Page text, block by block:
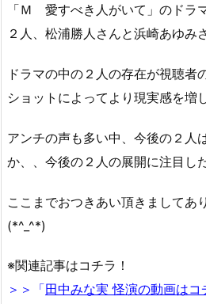
「Ｍ 愛すべき人がいて」のドラ
２人、松浦勝人さんと浜崎あゆみ
ドラマの中の２人の存在が視聴者
ショットによってより現実感を増
アンチの声も多い中、今後の２人
か、、今後の２人の展開に注目し
ここまでおつきあい頂きましてあ
(*^_^*)
※関連記事はコチラ！
＞＞「田中みな実 怪演の動画は